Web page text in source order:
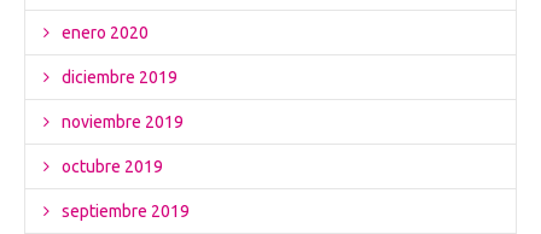
enero 2020
diciembre 2019
noviembre 2019
octubre 2019
septiembre 2019